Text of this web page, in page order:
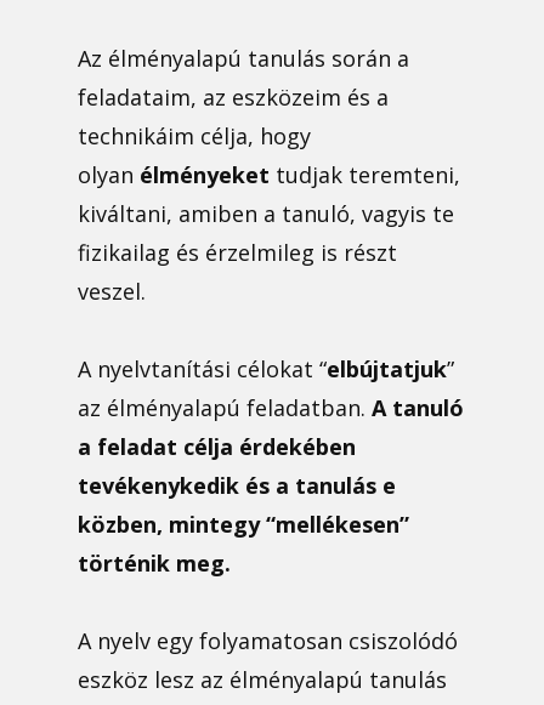
Az élményalapú tanulás során a
feladataim, az eszközeim és a
technikáim célja, hogy
olyan élményeket tudjak teremteni,
kiváltani, amiben a tanuló, vagyis te
fizikailag és érzelmileg is részt
veszel.
A nyelvtanítási célokat “elbújtatjuk”
az élményalapú feladatban. A tanuló
a feladat célja érdekében
tevékenykedik és a tanulás e
közben, mintegy “mellékesen”
történik meg.
A nyelv egy folyamatosan csiszolódó
eszköz lesz az élményalapú tanulás